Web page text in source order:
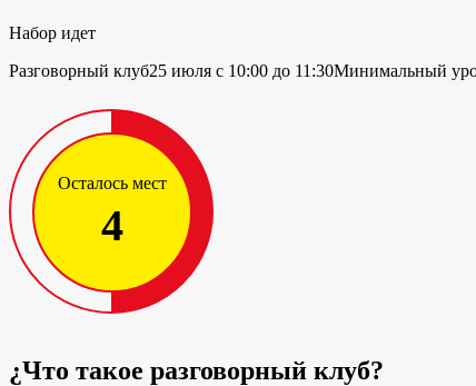
Набор идет
Разговорный клуб25 июля с 10:00 до 11:30Минимальный
Осталось мест
4
¿Что такое разговорный клуб?